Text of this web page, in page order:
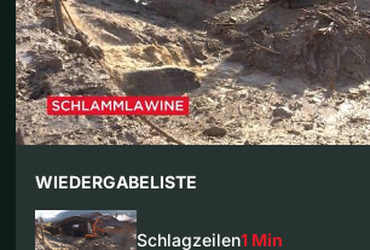
WIEDERGABELISTE
Schlagzeilen1 Min